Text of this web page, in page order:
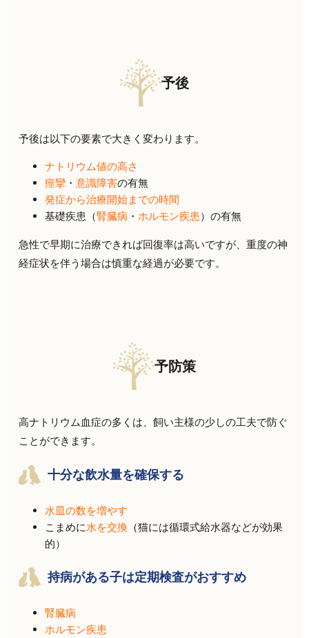
予後
予後は以下の要素で大きく変わります。
ナトリウム値の高さ
痙攣・ 意識障害の有無
発症から治療開始までの時間
基礎疾患（腎臓病 ・ ホルモン疾患）の有無
急性で早期に治療できれば回復率は高いですが、重度の神
経症状を伴う場合は慎重な経過が必要です。
予防策
高ナトリウム血症の多くは、飼い主様の少しの工夫で防ぐ
ことができます。
十分な飲水量を確保する
水皿の数を増やす
こまめに水を交換（猫には循環式給水器などが効果
的）
持病がある子は定期検査がおすすめ
腎臓病
ホルモン疾患